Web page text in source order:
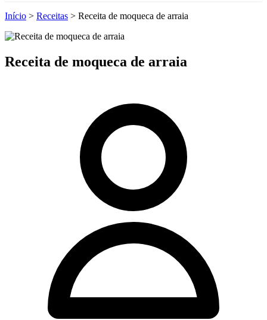
Início > Receitas > Receita de moqueca de arraia
Receita de moqueca de arraia